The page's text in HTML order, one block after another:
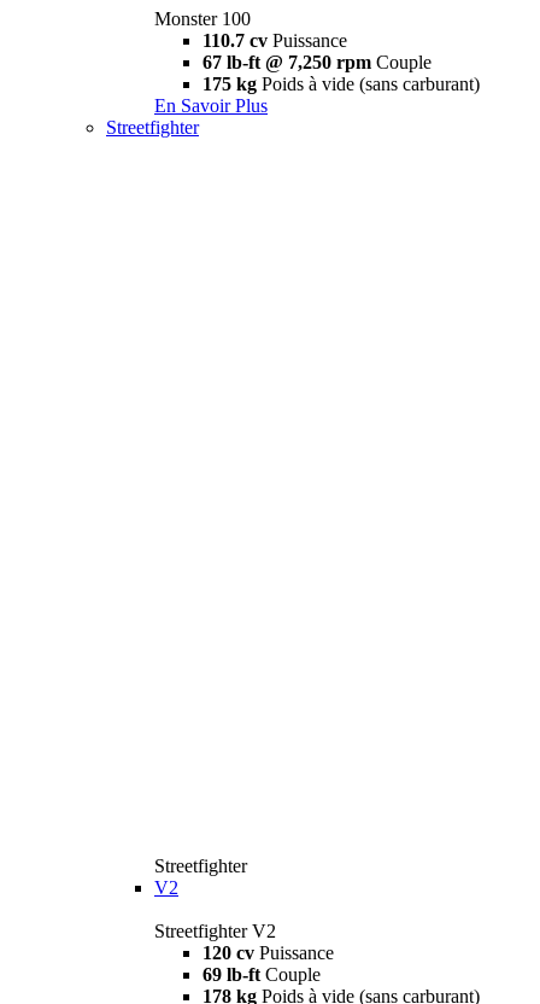
Monster 100
110.7 cv Puissance
67 lb-ft @ 7,250 rpm Couple
175 kg Poids à vide (sans carburant)
En Savoir Plus
Streetfighter
Streetfighter
V2
Streetfighter V2
120 cv Puissance
69 lb-ft Couple
178 kg Poids à vide (sans carburant)